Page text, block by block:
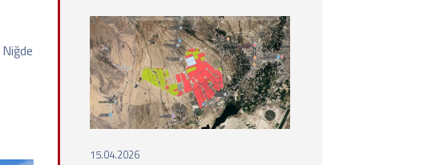
15.04.2026